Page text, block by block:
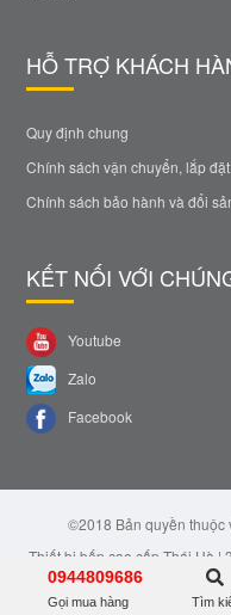
HỖ TRỢ KHÁCH
Quy định chung
Chính sách vận chuyển, lắp đặt
Chính sách bảo hành và đổi
KẾT NỐI VỚI
Youtube
Zalo
Facebook
©2018 Bản quyền thuộc
Thiết bị bếp cao cấp Thái Hà |
Email:
0944809686
Gọi mua hàng Tìm